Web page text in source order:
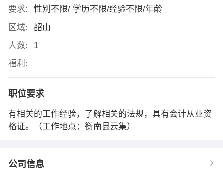
要求:
性别不限/ 学历不限/经验不限/年龄
区域:
韶山
人数:
1
福利:
职位要求
有相关的工作经验，了解相关的法规，具有会计从业资
格证。（工作地点：衡南县云集）
公司信息